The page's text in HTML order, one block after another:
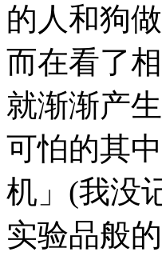
的人和狗
而在看了
就渐渐产
可怕的其
机」(我没
实验品般